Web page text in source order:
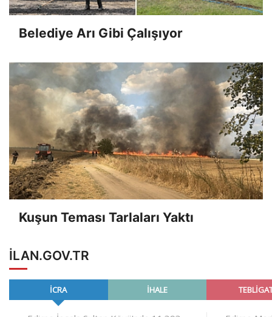
Belediye Arı Gibi Çalışıyor
Kuşun Teması Tarlaları Yaktı
ILAN.GOV.TR